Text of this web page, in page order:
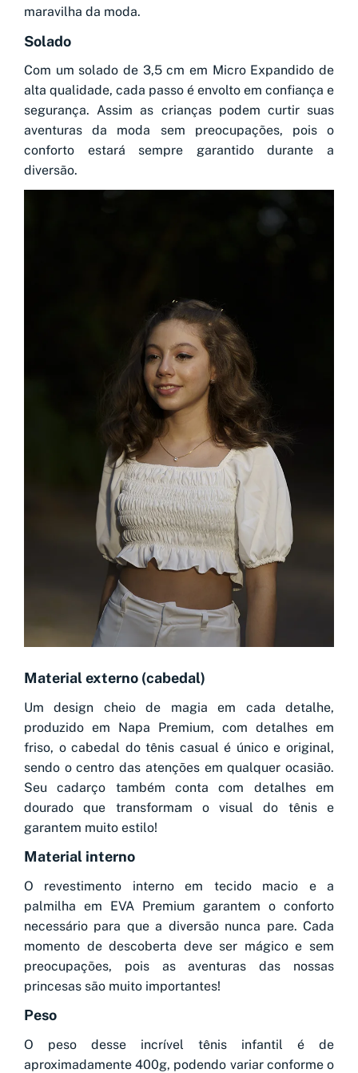
maravilha da moda.
Solado
Com um solado de 3,5 cm em Micro Expandido de
alta qualidade, cada passo é envolto em confiança e
segurança. Assim as crianças podem curtir suas
aventuras da moda sem preocupações, pois o
conforto estará sempre garantido durante a
diversão.
Material externo (cabedal)
Um design cheio de magia em cada detalhe,
produzido em Napa Premium, com detalhes em
friso, o cabedal do tênis casual é único e original,
sendo o centro das atenções em qualquer ocasião.
Seu cadarço também conta com detalhes em
dourado que transformam o visual do tênis e
garantem muito estilo!
Material interno
O revestimento interno em tecido macio e a
palmilha em EVA Premium garantem o conforto
necessário para que a diversão nunca pare. Cada
momento de descoberta deve ser mágico e sem
preocupações, pois as aventuras das nossas
princesas são muito importantes!
Peso
O peso desse incrível tênis infantil é de
aproximadamente 400g, podendo variar conforme o